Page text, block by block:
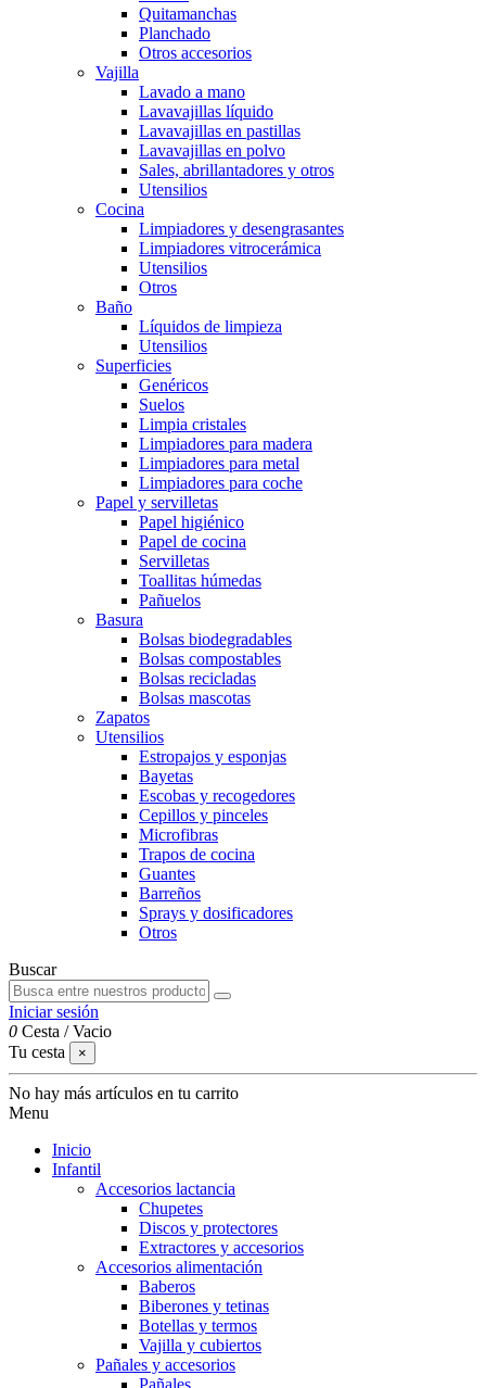
Quitamanchas
Planchado
Otros accesorios
Vajilla
Lavado a mano
Lavavajillas líquido
Lavavajillas en pastillas
Lavavajillas en polvo
Sales, abrillantadores y otros
Utensilios
Cocina
Limpiadores y desengrasantes
Limpiadores vitrocerámica
Utensilios
Otros
Baño
Líquidos de limpieza
Utensilios
Superficies
Genéricos
Suelos
Limpia cristales
Limpiadores para madera
Limpiadores para metal
Limpiadores para coche
Papel y servilletas
Papel higiénico
Papel de cocina
Servilletas
Toallitas húmedas
Pañuelos
Basura
Bolsas biodegradables
Bolsas compostables
Bolsas recicladas
Bolsas mascotas
Zapatos
Utensilios
Estropajos y esponjas
Bayetas
Escobas y recogedores
Cepillos y pinceles
Microfibras
Trapos de cocina
Guantes
Barreños
Sprays y dosificadores
Otros
Buscar
Iniciar sesión
0 Cesta /Vacio
Tu cesta
×
No hay más artículos en tu carrito
Menu
Inicio
Infantil
Accesorios lactancia
Chupetes
Discos y protectores
Extractores y accesorios
Accesorios alimentación
Baberos
Biberones y tetinas
Botellas y termos
Vajilla y cubiertos
Pañales y accesorios
Pañales